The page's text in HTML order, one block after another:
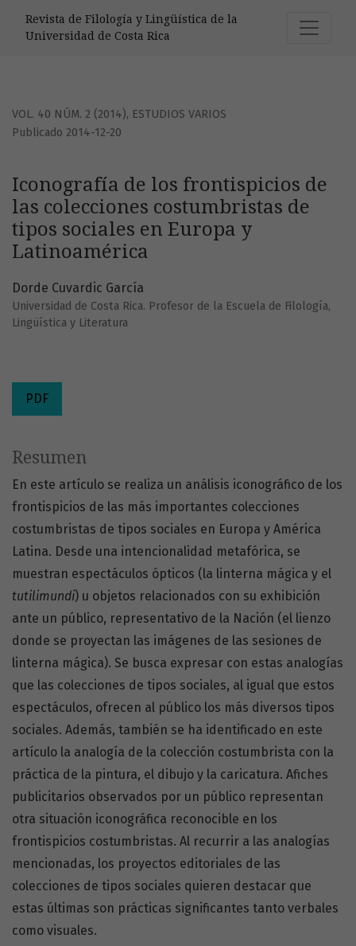
Revista de Filología y Lingüística de la
Universidad de Costa Rica
VOL. 40 NÚM. 2 (2014), ESTUDIOS VARIOS
Iconografía de los frontispicios de
las colecciones costumbristas de
tipos sociales en Europa y
Latinoamérica
Publicado 2014-12-20
Dorde Cuvardic García
Universidad de Costa Rica. Profesor de la Escuela de Filología,
Lingüística y Literatura
PDF
Resumen
En este artículo se realiza un análisis iconográfico de los
frontispicios de las más importantes colecciones
costumbristas de tipos sociales en Europa y América
Latina. Desde una intencionalidad metafórica, se
muestran espectáculos ópticos (la linterna mágica y el
tutilimundi) u objetos relacionados con su exhibición
ante un público, representativo de la Nación (el lienzo
donde se proyectan las imágenes de las sesiones de
linterna mágica). Se busca expresar con estas analogías
que las colecciones de tipos sociales, al igual que estos
espectáculos, ofrecen al público los más diversos tipos
sociales. Además, también se ha identificado en este
artículo la analogía de la colección costumbrista con la
práctica de la pintura, el dibujo y la caricatura. Afiches
publicitarios observados por un público representan
otra situación iconográfica reconocible en los
frontispicios costumbristas. Al recurrir a las analogías
mencionadas, los proyectos editoriales de las
colecciones de tipos sociales quieren destacar que
estas últimas son prácticas significantes tanto verbales
como visuales.